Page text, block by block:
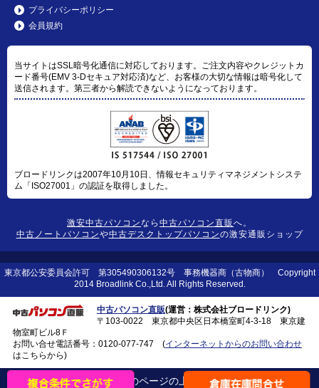
プライバシーポリシー
会員規約
当サイトはSSL暗号化通信に対応しております。ご注文内容やクレジットカ
ード番号(EMV 3-Dセキュア対応済)など、お客様の大切な情報は暗号化して
送信されます。第三者から解読できないようになっております。
ブロードリンクは2007年10月10日、情報セキュリティマネジメントシステ
ム「ISO27001」の認証を取得しました。
激安中古パソコンなら 中古パソコン直販へ。
中古ノートパソコンや中古デスクトップパソコンの激安通販ショップ
東京都公安委員会許可 第305490306132号 事務機器商（古物商） Copyright
2014 Broadlink Co.,Ltd. All Rights Reserved.
中古パソコン直販(運営：株式会社ブロードリンク)
〒103-0022 東京都中央区日本橋室町4-3-18 東京建
物室町ビル8Ｆ
お問い合せ電話番号： 0120-077-747 (インターネットからのお問い合わせ
はこちらから)
このページの上に戻る